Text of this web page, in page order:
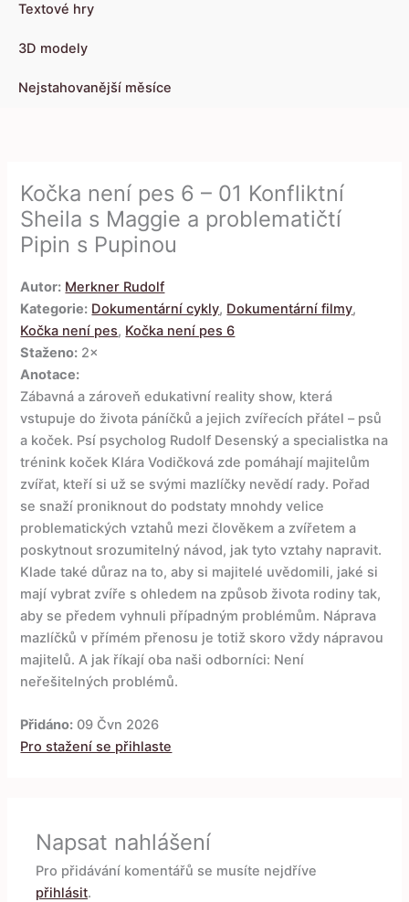
Textové hry
3D modely
Nejstahovanější měsíce
Kočka není pes 6 – 01 Konfliktní
Sheila s Maggie a problematičtí
Pipin s Pupinou
Autor: Merkner Rudolf
Kategorie: Dokumentární cykly, Dokumentární filmy,
Kočka není pes, Kočka není pes 6
Staženo: 2×
Anotace:
Zábavná a zároveň edukativní reality show, která
vstupuje do života páníčků a jejich zvířecích přátel – psů
a koček. Psí psycholog Rudolf Desenský a specialistka na
trénink koček Klára Vodičková zde pomáhají majitelům
zvířat, kteří si už se svými mazlíčky nevědí rady. Pořad
se snaží proniknout do podstaty mnohdy velice
problematických vztahů mezi člověkem a zvířetem a
poskytnout srozumitelný návod, jak tyto vztahy napravit.
Klade také důraz na to, aby si majitelé uvědomili, jaké si
mají vybrat zvíře s ohledem na způsob života rodiny tak,
aby se předem vyhnuli případným problémům. Náprava
mazlíčků v přímém přenosu je totiž skoro vždy nápravou
majitelů. A jak říkají oba naši odborníci: Není
neřešitelných problémů.
Přidáno: 09 Čvn 2026
Pro stažení se přihlaste
Napsat nahlášení
Pro přidávání komentářů se musíte nejdříve
přihlásit.